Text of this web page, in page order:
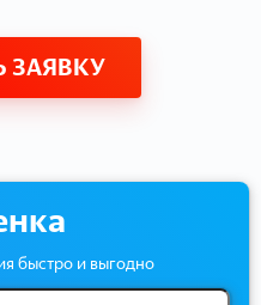
ЗАЯВКУ
быстро и выгодно